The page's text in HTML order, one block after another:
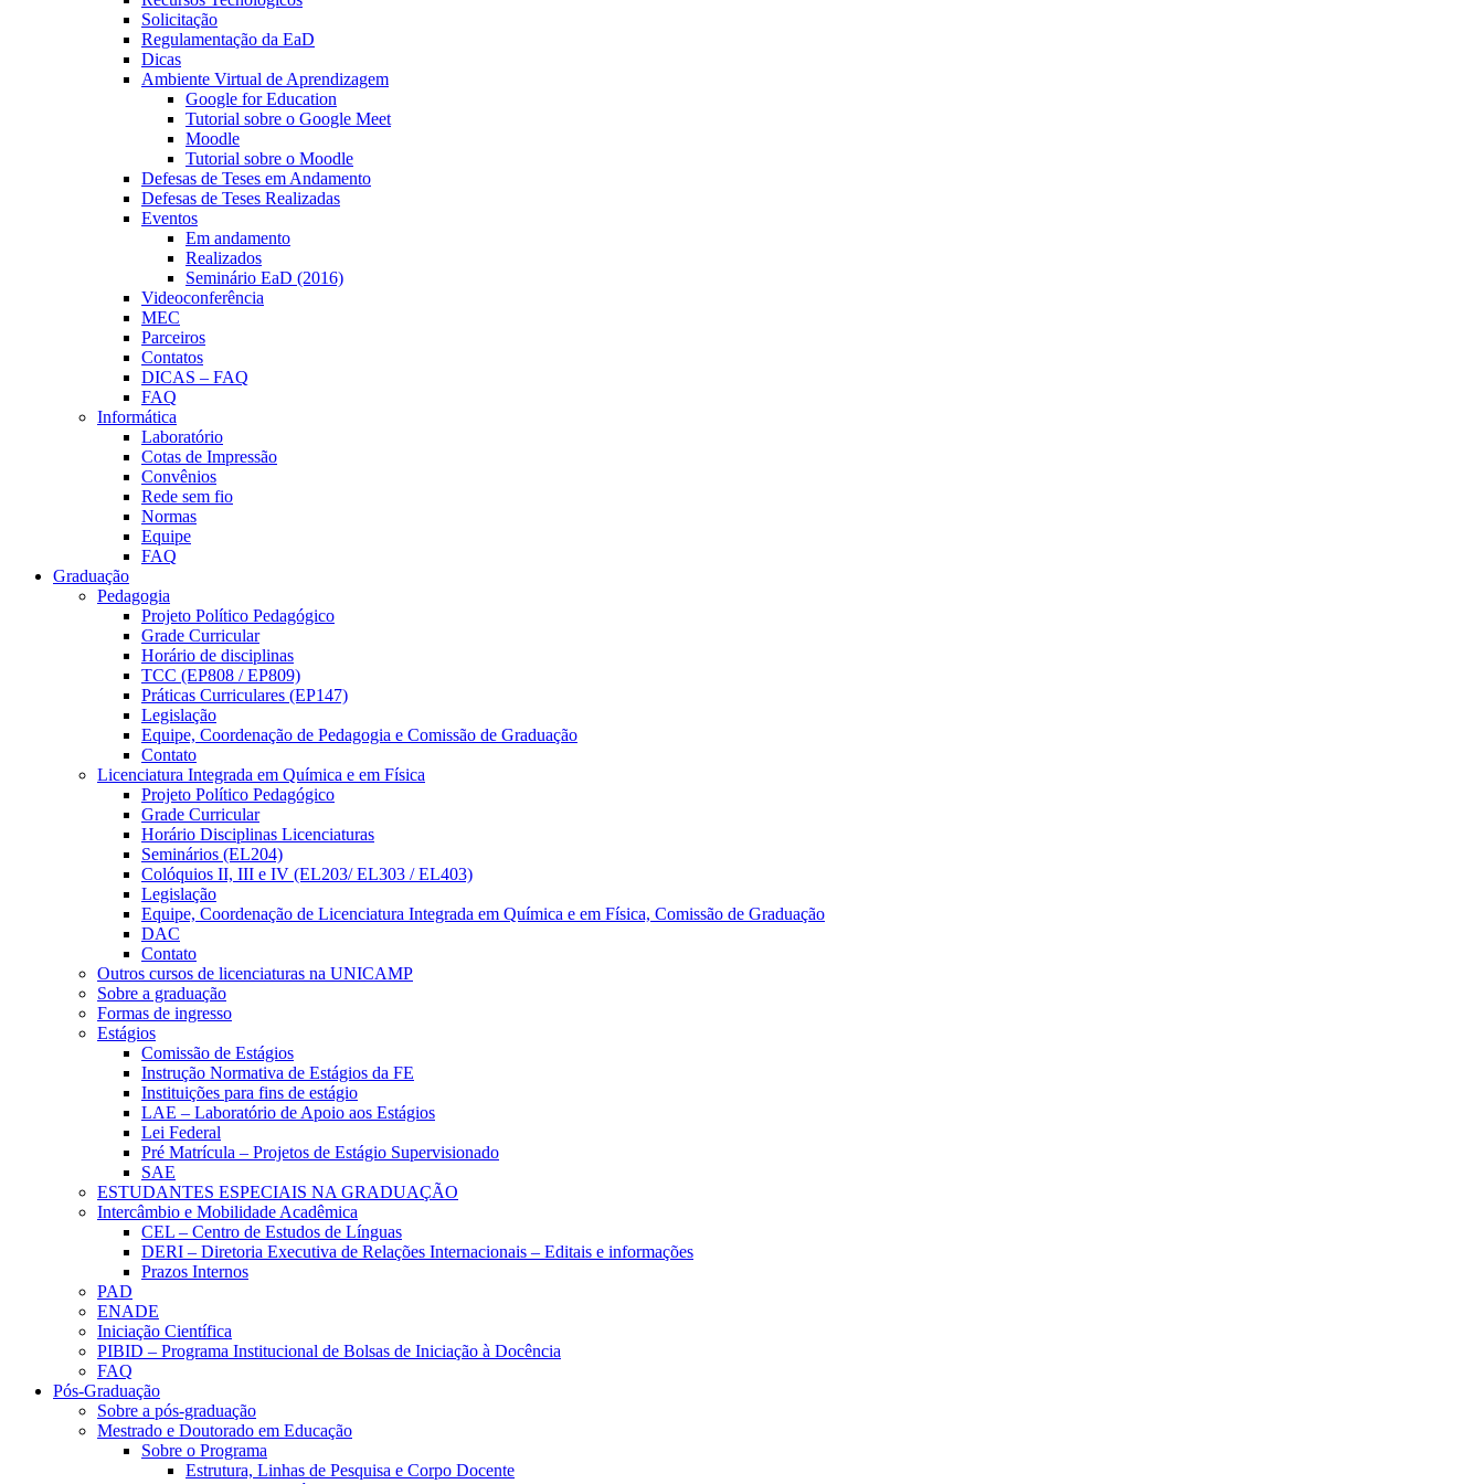
Solicitação
Regulamentação da EaD
Dicas
Ambiente Virtual de Aprendizagem
Google for Education
Tutorial sobre o Google Meet
Moodle
Tutorial sobre o Moodle
Defesas de Teses em Andamento
Defesas de Teses Realizadas
Eventos
Em andamento
Realizados
Seminário EaD (2016)
Videoconferência
MEC
Parceiros
Contatos
DICAS – FAQ
FAQ
Informática
Laboratório
Cotas de Impressão
Convênios
Rede sem fio
Normas
Equipe
FAQ
Graduação
Pedagogia
Projeto Político Pedagógico
Grade Curricular
Horário de disciplinas
TCC (EP808 / EP809)
Práticas Curriculares (EP147)
Legislação
Equipe, Coordenação de Pedagogia e Comissão de Graduação
Contato
Licenciatura Integrada em Química e em Física
Projeto Político Pedagógico
Grade Curricular
Horário Disciplinas Licenciaturas
Seminários (EL204)
Colóquios II, III e IV (EL203/ EL303 / EL403)
Legislação
Equipe, Coordenação de Licenciatura Integrada em Química e em Física, Comissão de Graduação
DAC
Contato
Outros cursos de licenciaturas na UNICAMP
Sobre a graduação
Formas de ingresso
Estágios
Comissão de Estágios
Instrução Normativa de Estágios da FE
Instituições para fins de estágio
LAE – Laboratório de Apoio aos Estágios
Lei Federal
Pré Matrícula – Projetos de Estágio Supervisionado
SAE
ESTUDANTES ESPECIAIS NA GRADUAÇÃO
Intercâmbio e Mobilidade Acadêmica
CEL – Centro de Estudos de Línguas
DERI – Diretoria Executiva de Relações Internacionais – Editais e informações
Prazos Internos
PAD
ENADE
Iniciação Científica
PIBID – Programa Institucional de Bolsas de Iniciação à Docência
FAQ
Pós-Graduação
Sobre a pós-graduação
Mestrado e Doutorado em Educação
Sobre o Programa
Estrutura, Linhas de Pesquisa e Corpo Docente